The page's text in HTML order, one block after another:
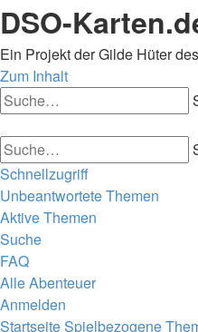
DSO-
Ein Projekt der Gilde Hüter
Zum Inhalt
Schnellzugriff
Unbeantwortete Themen
Aktive Themen
Suche
FAQ
Alle Abenteuer
Anmelden
StartseiteSpielbezogene